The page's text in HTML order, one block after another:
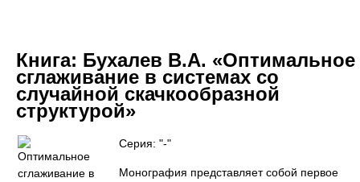
Книга: Бухалев В.А. «Оптимальное
сглаживание в системах со
случайной скачкообразной
структурой»
Серия: "-"
Монография представляет собой первое